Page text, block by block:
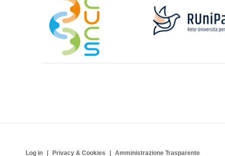
Log in Privacy & Cookies Amministrazione Trasparente